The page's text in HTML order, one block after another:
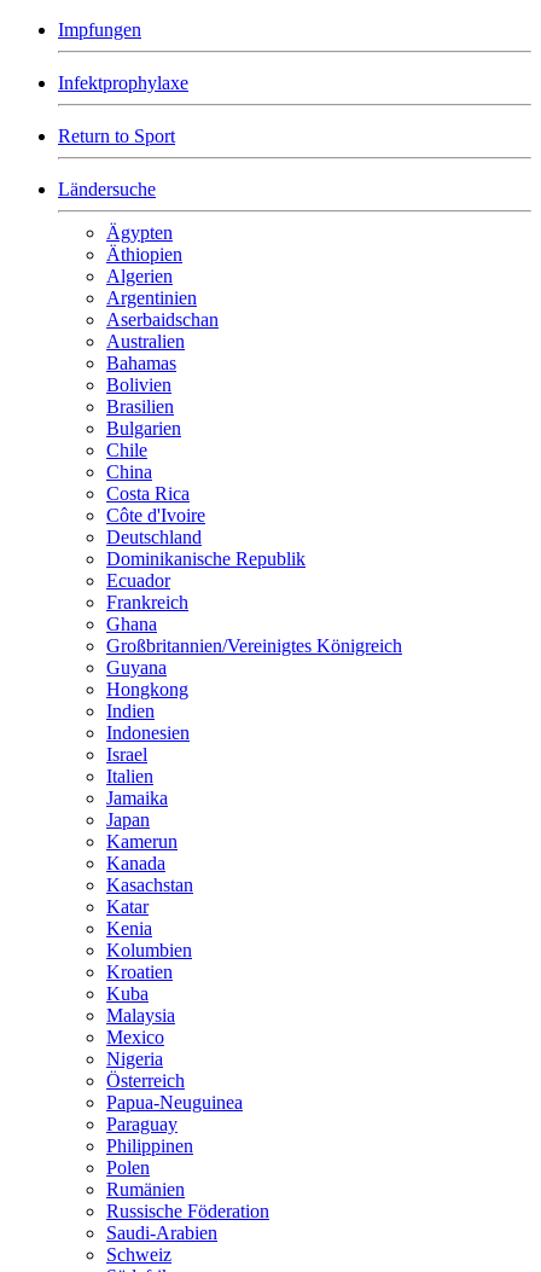
Impfungen
Infektprophylaxe
Return to Sport
Ländersuche
Ägypten
Äthiopien
Algerien
Argentinien
Aserbaidschan
Australien
Bahamas
Bolivien
Brasilien
Bulgarien
Chile
China
Costa Rica
Côte d'Ivoire
Deutschland
Dominikanische Republik
Ecuador
Frankreich
Ghana
Großbritannien/Vereinigtes Königreich
Guyana
Hongkong
Indien
Indonesien
Israel
Italien
Jamaika
Japan
Kamerun
Kanada
Kasachstan
Katar
Kenia
Kolumbien
Kroatien
Kuba
Malaysia
Mexico
Nigeria
Österreich
Papua-Neuguinea
Paraguay
Philippinen
Polen
Rumänien
Russische Föderation
Saudi-Arabien
Schweiz